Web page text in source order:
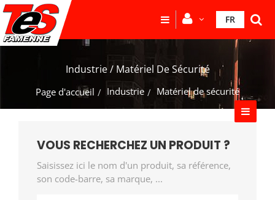
FR
Industrie / Matériel De Sécurité
Page d'accueil Industrie Matériel de sécurité
VOUS RECHERCHEZ UN PRODUIT ?
Saisissez ici le nom d'un produit, sa référence,
son code-barre, sa marque, ...